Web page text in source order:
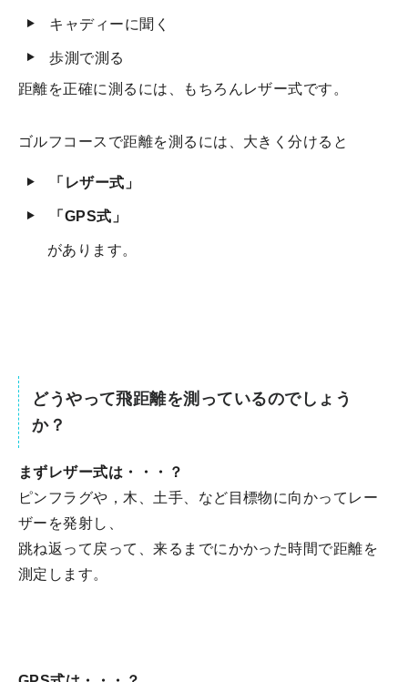
キャディーに聞く
歩測で測る
距離を正確に測るには、もちろんレザー式です。
ゴルフコースで距離を測るには、大きく分けると
「レザー式」
「GPS式」
があります。
どうやって飛距離を測っているのでしょう
か？
まずレザー式は・・・？
ピンフラグや，木、土手、など目標物に向かってレー
ザーを発射し、
跳ね返って戻って、来るまでにかかった時間で距離を
測定します。